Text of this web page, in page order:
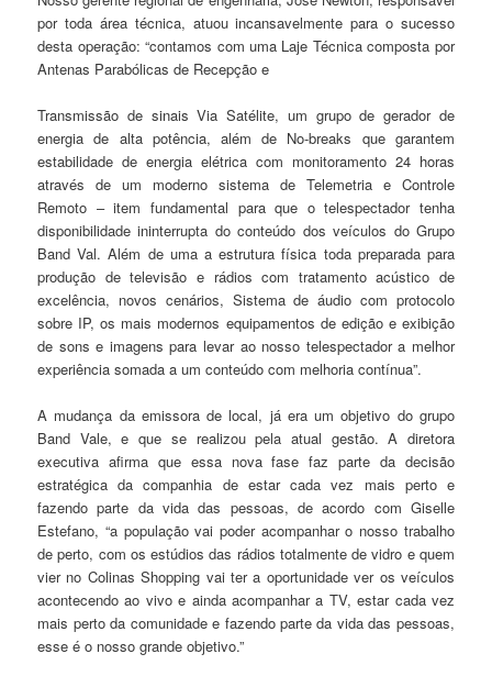
por toda área técnica, atuou incansavelmente para o sucesso
desta operação: “contamos com uma Laje Técnica composta por
Antenas Parabólicas de Recepção e
Transmissão de sinais Via Satélite, um grupo de gerador de
energia de alta potência, além de No-breaks que garantem
estabilidade de energia elétrica com monitoramento 24 horas
através de um moderno sistema de Telemetria e Controle
Remoto – item fundamental para que o telespectador tenha
disponibilidade ininterrupta do conteúdo dos veículos do Grupo
Band Val. Além de uma a estrutura física toda preparada para
produção de televisão e rádios com tratamento acústico de
excelência, novos cenários, Sistema de áudio com protocolo
sobre IP, os mais modernos equipamentos de edição e exibição
de sons e imagens para levar ao nosso telespectador a melhor
experiência somada a um conteúdo com melhoria contínua”.
A mudança da emissora de local, já era um objetivo do grupo
Band Vale, e que se realizou pela atual gestão. A diretora
executiva afirma que essa nova fase faz parte da decisão
estratégica da companhia de estar cada vez mais perto e
fazendo parte da vida das pessoas, de acordo com Giselle
Estefano, “a população vai poder acompanhar o nosso trabalho
de perto, com os estúdios das rádios totalmente de vidro e quem
vier no Colinas Shopping vai ter a oportunidade ver os veículos
acontecendo ao vivo e ainda acompanhar a TV, estar cada vez
mais perto da comunidade e fazendo parte da vida das pessoas,
esse é o nosso grande objetivo.”